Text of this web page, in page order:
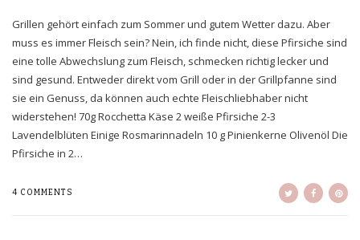
Grillen gehört einfach zum Sommer und gutem Wetter dazu. Aber
muss es immer Fleisch sein? Nein, ich finde nicht, diese Pfirsiche sind
eine tolle Abwechslung zum Fleisch, schmecken richtig lecker und
sind gesund. Entweder direkt vom Grill oder in der Grillpfanne sind
sie ein Genuss, da können auch echte Fleischliebhaber nicht
widerstehen! 70g Rocchetta Käse 2 weiße Pfirsiche 2-3
Lavendelblüten Einige Rosmarinnadeln 10 g Pinienkerne Olivenöl Die
Pfirsiche in 2…
4 COMMENTS